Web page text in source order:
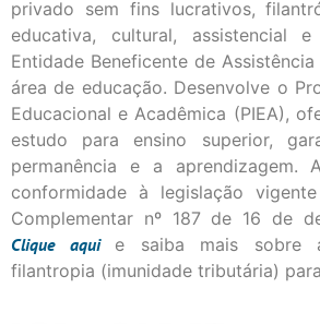
privado sem fins lucrativos,
educativa, cultural, assistencial
Entidade Beneficente de Assistência
área de educação. Desenvolve o
Educacional e Acadêmica (PIEA),
estudo para ensino superior,
permanência e a aprendizagem.
conformidade à legislação
Complementar nº 187 de 16 de
Cliqueaqui
e saiba mais sobre
filantropia (imunidade tributária)